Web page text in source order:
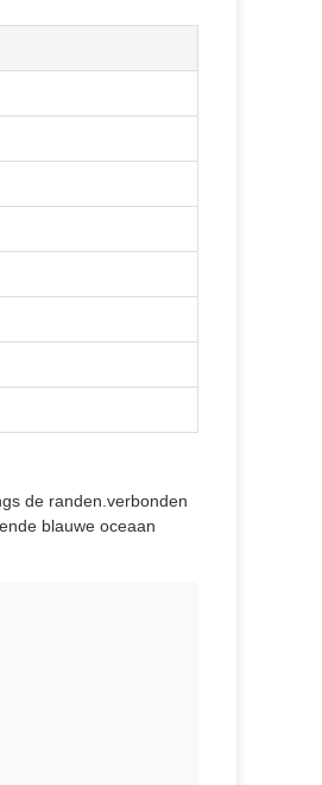
de randen.verbonden
blauwe oceaan